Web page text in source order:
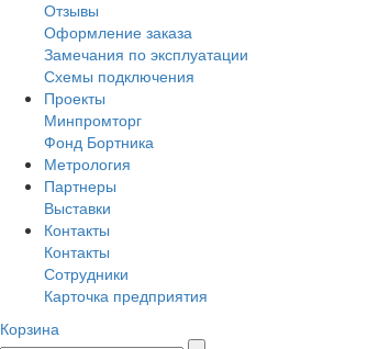
Отзывы
Оформление заказа
Замечания по эксплуатации
Схемы подключения
Проекты
Минпромторг
Фонд Бортника
Метрология
Партнеры
Выставки
Контакты
Контакты
Сотрудники
Карточка предприятия
Корзина